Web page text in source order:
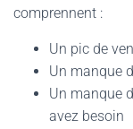
comprennent :
Un pic de
Un manque
Un manque
avez besoin